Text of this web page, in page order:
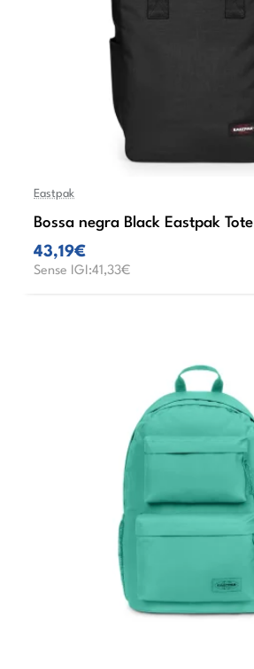
Eastpak
Bossa negra Black Eastpak Tote
43,19€
Sense IGI:41,33€